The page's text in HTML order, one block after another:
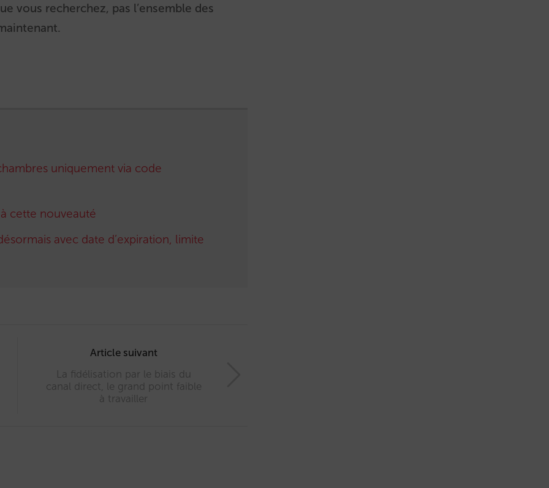
vous recherchez, pas l’ensemble des
uniquement via code
cette nouveauté
avec date d’expiration, limite
Article suivant
La fidélisation par le biais du
canal direct, le grand point faible
à travailler